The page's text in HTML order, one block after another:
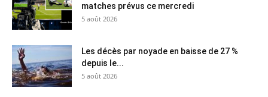
matches prévus ce mercredi
5 août 2026
Les décès par noyade en baisse de 27 %
depuis le...
5 août 2026